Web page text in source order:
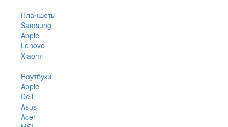
Планшеты
Samsung
Apple
Lenovo
Xiaomi
Ноутбуки
Apple
Dell
Asus
Acer